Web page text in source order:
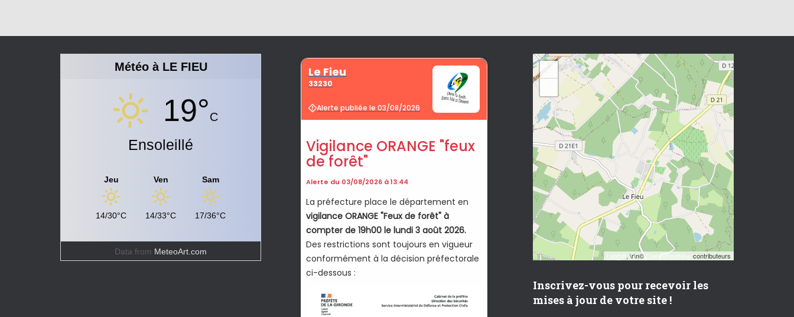
Météo à LE FIEU
19°C
Ensoleillé
Jeu
14/30°C
Ven
14/33°C
Sam
17/36°C
Data from MeteoArt.com
+
Leaflet, \r\n© OpenStreetMap contributeurs
Inscrivez-vous pour recevoir les
mises à jour de votre site !